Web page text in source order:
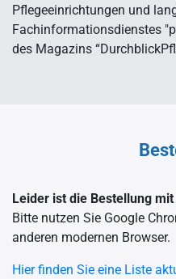
Pflegeeinrichtungen und
Fachinformationsdienstes
des Magazins
Leider ist die Bestellung
Bitte nutzen Sie Google
anderen modernen Browser.
Hier finden Sie eine Liste